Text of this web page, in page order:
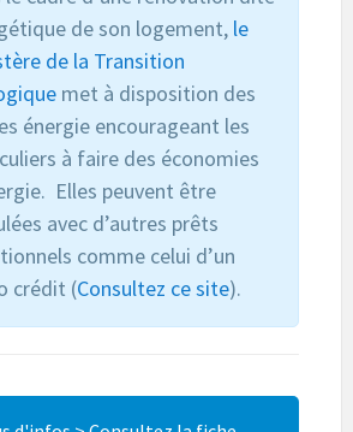
de son logement, le
de la Transition
met à disposition des
énergie encourageant les
à faire des économies
Elles peuvent être
avec d’autres prêts
comme celui d’un
crédit (Consultez ce site).